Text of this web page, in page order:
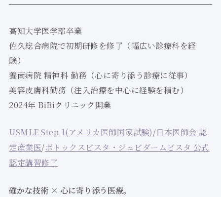
高知大学医学部卒業
佐久総合病院で初期研修を修了（幅広い診療科を経
験）
養南病院 精神科 勤務（心に寄り添う診療に従事）
美容皮膚科勤務（注入治療を中心に経験を積む）
2024年 BiBiクリニック開業
USMLE Step 1(アメリカ医師国家試験)/日本医師会 認
定産業医/ボトックスビスタ・ジュビダームビスタ 公式
認定講習修了
確かな技術 × 心に寄り添う医療。